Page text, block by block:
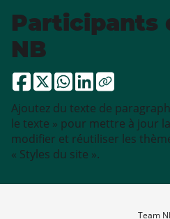
Participants
NB
Ajoutez du texte de
le texte » pour mettre à jour
modifier et réutiliser les
« Styles du site ».
Team